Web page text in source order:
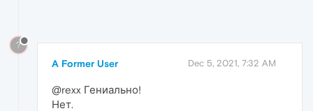
?
A Former User Dec 5, 2021, 7:32 AM
@rexx Гениально!
Нет.